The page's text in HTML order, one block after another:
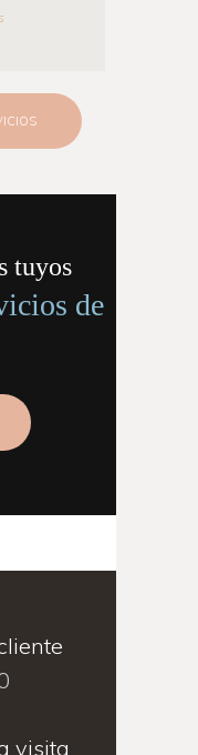
tuyos
de
visita